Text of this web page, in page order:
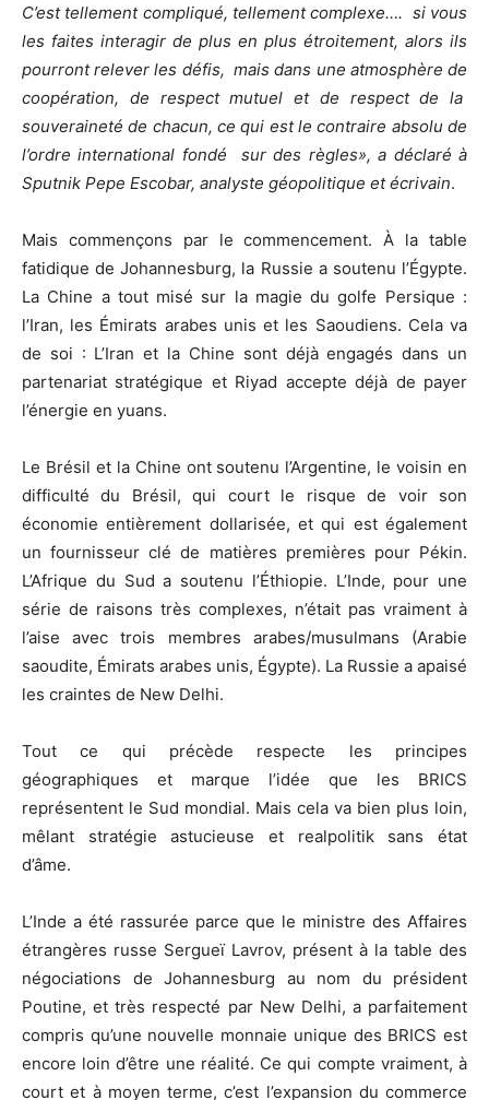
C’est tellement compliqué, tellement complexe…. si vous
les faites interagir de plus en plus étroitement, alors ils
pourront relever les défis, mais dans une atmosphère de
coopération, de respect mutuel et de respect de la
souveraineté de chacun, ce qui est le contraire absolu de
l’ordre international fondé sur des règles», a déclaré à
Sputnik Pepe Escobar, analyste géopolitique et écrivain.
Mais commençons par le commencement. À la table
fatidique de Johannesburg, la Russie a soutenu l’Égypte.
La Chine a tout misé sur la magie du golfe Persique :
l’Iran, les Émirats arabes unis et les Saoudiens. Cela va
de soi : L’Iran et la Chine sont déjà engagés dans un
partenariat stratégique et Riyad accepte déjà de payer
l’énergie en yuans.
Le Brésil et la Chine ont soutenu l’Argentine, le voisin en
difficulté du Brésil, qui court le risque de voir son
économie entièrement dollarisée, et qui est également
un fournisseur clé de matières premières pour Pékin.
L’Afrique du Sud a soutenu l’Éthiopie. L’Inde, pour une
série de raisons très complexes, n’était pas vraiment à
l’aise avec trois membres arabes/musulmans (Arabie
saoudite, Émirats arabes unis, Égypte). La Russie a apaisé
les craintes de New Delhi.
Tout ce qui précède respecte les principes
géographiques et marque l’idée que les BRICS
représentent le Sud mondial. Mais cela va bien plus loin,
mêlant stratégie astucieuse et realpolitik sans état
d’âme.
L’Inde a été rassurée parce que le ministre des Affaires
étrangères russe Sergueï Lavrov, présent à la table des
négociations de Johannesburg au nom du président
Poutine, et très respecté par New Delhi, a parfaitement
compris qu’une nouvelle monnaie unique des BRICS est
encore loin d’être une réalité. Ce qui compte vraiment, à
court et à moyen terme, c’est l’expansion du commerce